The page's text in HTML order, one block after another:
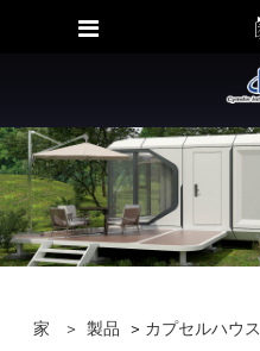
家 > 製品 > カプセルハウス